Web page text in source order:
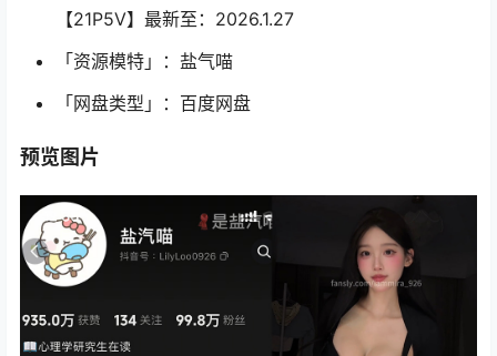
【21P5V】最新至：2026.1.27
「资源模特」：盐气喵
「网盘类型」：百度网盘
预览图片